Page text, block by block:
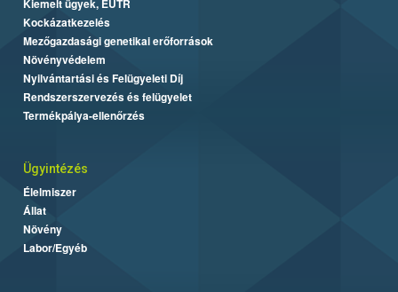
Kiemelt ügyek, EUTR
Kockázatkezelés
Mezőgazdasági genetikai erőforrások
Növényvédelem
Nyilvántartási és Felügyeleti Díj
Rendszerszervezés és felügyelet
Termékpálya-ellenőrzés
Ügyintézés
Élelmiszer
Állat
Növény
Labor/Egyéb